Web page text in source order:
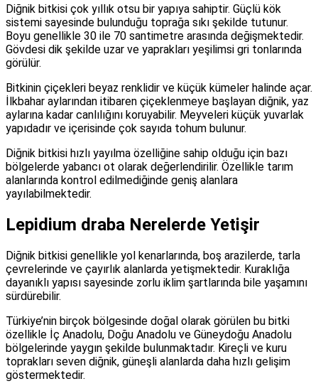
Diğnik bitkisi çok yıllık otsu bir yapıya sahiptir. Güçlü kök
sistemi sayesinde bulunduğu toprağa sıkı şekilde tutunur.
Boyu genellikle 30 ile 70 santimetre arasında değişmektedir.
Gövdesi dik şekilde uzar ve yaprakları yeşilimsi gri tonlarında
görülür.
Bitkinin çiçekleri beyaz renklidir ve küçük kümeler halinde açar.
İlkbahar aylarından itibaren çiçeklenmeye başlayan diğnik, yaz
aylarına kadar canlılığını koruyabilir. Meyveleri küçük yuvarlak
yapıdadır ve içerisinde çok sayıda tohum bulunur.
Diğnik bitkisi hızlı yayılma özelliğine sahip olduğu için bazı
bölgelerde yabancı ot olarak değerlendirilir. Özellikle tarım
alanlarında kontrol edilmediğinde geniş alanlara
yayılabilmektedir.
Lepidium draba Nerelerde Yetişir
Diğnik bitkisi genellikle yol kenarlarında, boş arazilerde, tarla
çevrelerinde ve çayırlık alanlarda yetişmektedir. Kuraklığa
dayanıklı yapısı sayesinde zorlu iklim şartlarında bile yaşamını
sürdürebilir.
Türkiye’nin birçok bölgesinde doğal olarak görülen bu bitki
özellikle İç Anadolu, Doğu Anadolu ve Güneydoğu Anadolu
bölgelerinde yaygın şekilde bulunmaktadır. Kireçli ve kuru
toprakları seven diğnik, güneşli alanlarda daha hızlı gelişim
göstermektedir.